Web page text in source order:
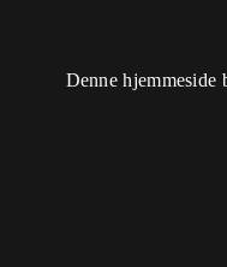
Denne hjemmeside